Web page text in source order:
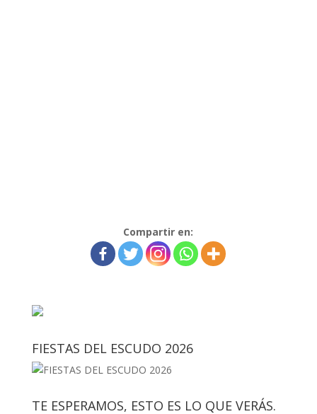
Compartir en:
FIESTAS DEL ESCUDO 2026
TE ESPERAMOS, ESTO ES LO QUE VERÁS.